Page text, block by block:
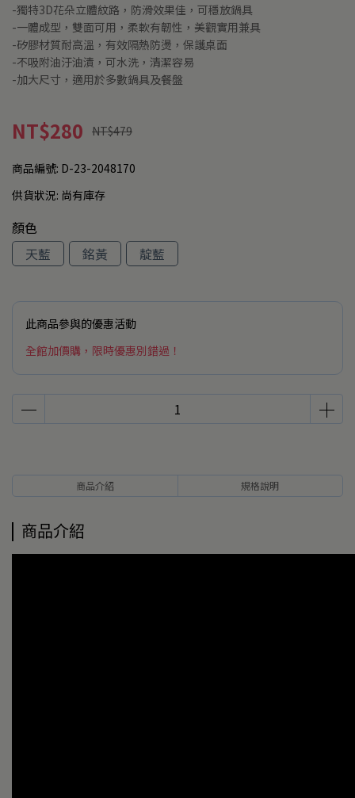
-獨特3D花朵立體紋路，防滑效果佳，可穩放鍋具
-一體成型，雙面可用，柔軟有韌性，美觀實用兼具
-矽膠材質耐高溫，有效隔熱防燙，保護桌面
-不吸附油汙油漬，可水洗，清潔容易
-加大尺寸，適用於多數鍋具及餐盤
NT$280 NT$479
商品編號: D-23-2048170
供貨狀況: 尚有庫存
顏色
天藍
銘黃 靛藍
此商品參與的優惠活動
全館加價購，限時優惠別錯過！
商品介紹 規格說明
商品介紹